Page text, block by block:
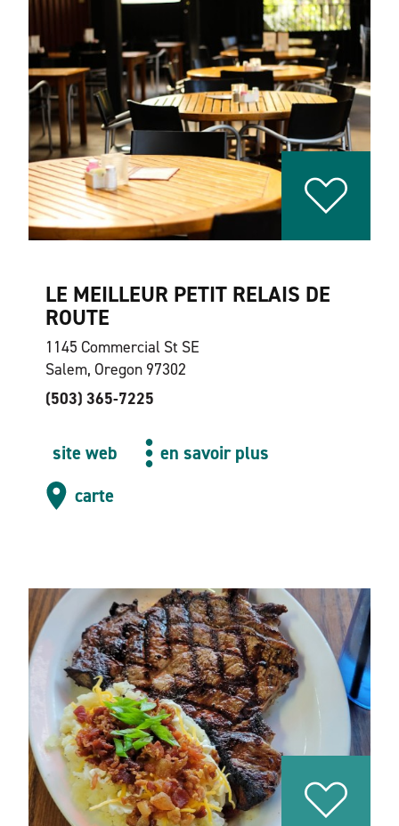
LE MEILLEUR PETIT RELAIS DE
ROUTE
1145 Commercial St SE
Salem, Oregon 97302
(503) 365-7225
site web
en savoir plus
carte